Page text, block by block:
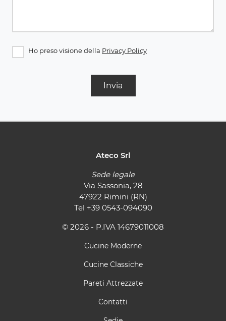
Ho preso visione della Privacy Policy
Invia
Ateco Srl
Sede legale
Via Sassonia, 28
47922 Rimini (RN)
Tel +39 0543-094090
© 2026 - P.IVA 14679011008
Cucine Moderne
Cucine Classiche
Pareti Attrezzate
Contatti